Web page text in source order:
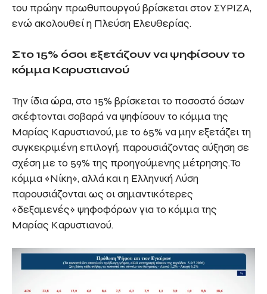
του πρώην πρωθυπουργού βρίσκεται στον ΣΥΡΙΖΑ,
ενώ ακολουθεί η Πλεύση Ελευθερίας.
Στο 15% όσοι εξετάζουν να ψηφίσουν το
κόμμα Καρυστιανού
Την ίδια ώρα, στο 15% βρίσκεται το ποσοστό όσων
σκέφτονται σοβαρά να ψηφίσουν το κόμμα της
Μαρίας Καρυστιανού, με το 65% να μην εξετάζει τη
συγκεκριμένη επιλογή, παρουσιάζοντας αύξηση σε
σχέση με το 59% της προηγούμενης μέτρησης.Το
κόμμα «Νίκη», αλλά και η Ελληνική Λύση
παρουσιάζονται ως οι σημαντικότερες
«δεξαμενές» ψηφοφόρων για το κόμμα της
Μαρίας Καρυστιανού.